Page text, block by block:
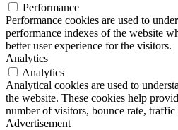
Performance
Performance cookies are used to
performance indexes of the website
better user experience for the visitors.
Analytics
Analytics
Analytical cookies are used to
the website. These cookies help
number of visitors, bounce rate, traffic
Advertisement